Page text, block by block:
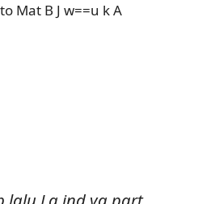
Mat B J w==u k A